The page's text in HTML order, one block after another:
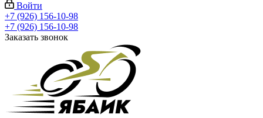
Войти
+7 (926) 156-10-98
+7 (926) 156-10-98
Заказать звонок